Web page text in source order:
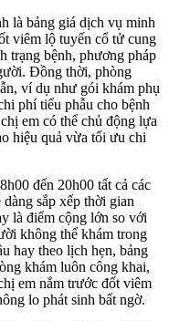
là bảng giá dịch vụ minh
viêm lộ tuyến cổ tử cung
trạng bệnh, phương pháp
Đồng thời, phòng
ví dụ như gói khám phụ
phí tiểu phẫu cho bệnh
em có thể chủ động lựa
hiệu quả vừa tối ưu chi
đến 20h00 tất cả các
sắp xếp thời gian
là điểm cộng lớn so với
không thể khám trong
hay theo lịch hẹn, bảng
khám luôn công khai,
em nắm trước đốt viêm
lo phát sinh bất ngờ.